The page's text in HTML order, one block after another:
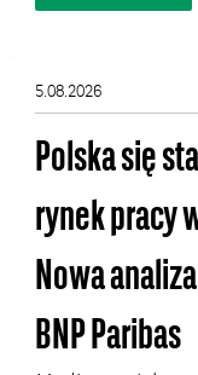
Placu
uświetnią Hotel
odbędą...
5.08.2026
Polska się
rynek pracy
Nowa
BNP Paribas